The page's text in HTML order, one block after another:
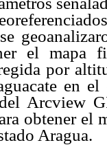
el mapa
por
en
Arcview
obtener
Aragua.